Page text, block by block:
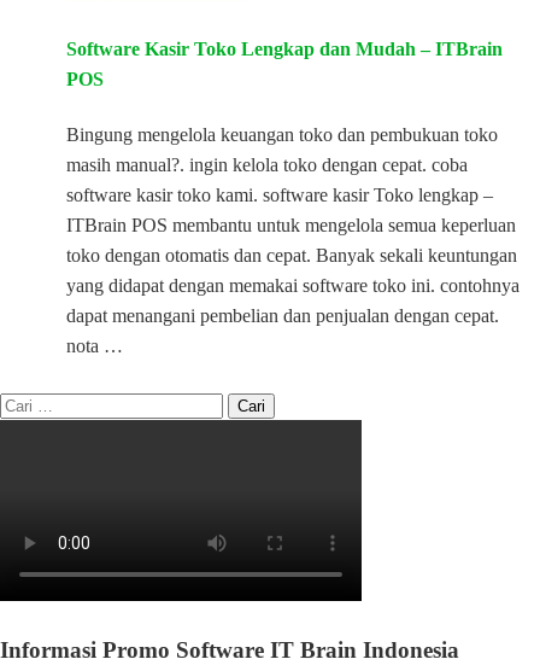
Software Kasir Toko Lengkap dan Mudah – ITBrain
POS
Bingung mengelola keuangan toko dan pembukuan toko
masih manual?. ingin kelola toko dengan cepat. coba
software kasir toko kami. software kasir Toko lengkap –
ITBrain POS membantu untuk mengelola semua keperluan
toko dengan otomatis dan cepat. Banyak sekali keuntungan
yang didapat dengan memakai software toko ini. contohnya
dapat menangani pembelian dan penjualan dengan cepat.
nota …
Informasi Promo Software IT Brain Indonesia